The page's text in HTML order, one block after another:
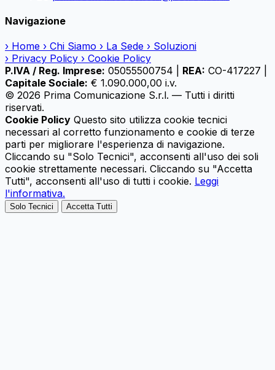
Navigazione
› Home › Chi Siamo › La Sede › Soluzioni
› Privacy Policy › Cookie Policy
P.IVA / Reg. Imprese: 05055500754 REA: CO-417227
Capitale Sociale: € 1.090.000,00 i.v.
© 2026 Prima Comunicazione S.r.l. — Tutti i diritti
riservati.
Cookie Policy Questo sito utilizza cookie tecnici
necessari al corretto funzionamento e cookie di terze
parti per migliorare l'esperienza di navigazione.
Cliccando su "Solo Tecnici", acconsenti all'uso dei soli
cookie strettamente necessari. Cliccando su "Accetta
Tutti", acconsenti all'uso di tutti i cookie. Leggi
l'informativa.
Solo Tecnici Accetta Tutti